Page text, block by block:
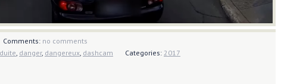
Comments: no comments
danger, dangereux dashcam Categories: 2017